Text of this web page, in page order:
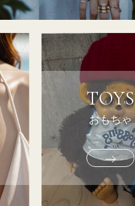
TOYS
おもちゃ